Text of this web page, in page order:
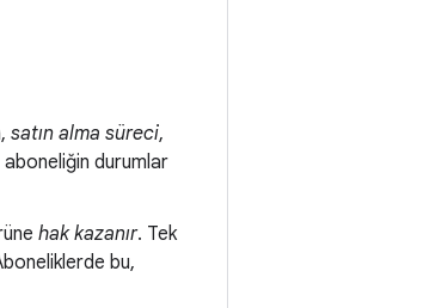
satın alma süreci,
aboneliğin durumlar
hak kazanır. Tek
bu,